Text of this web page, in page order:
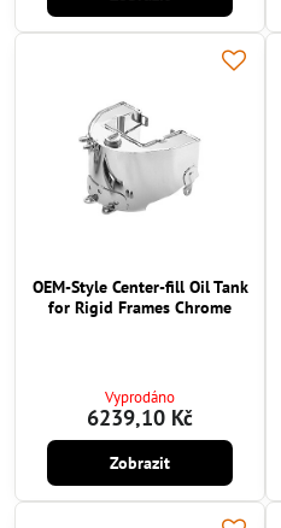
OEM-Style Center-fill Oil Tank
for Rigid Frames Chrome
Vyprodáno
6239,10 Kč
Zobrazit